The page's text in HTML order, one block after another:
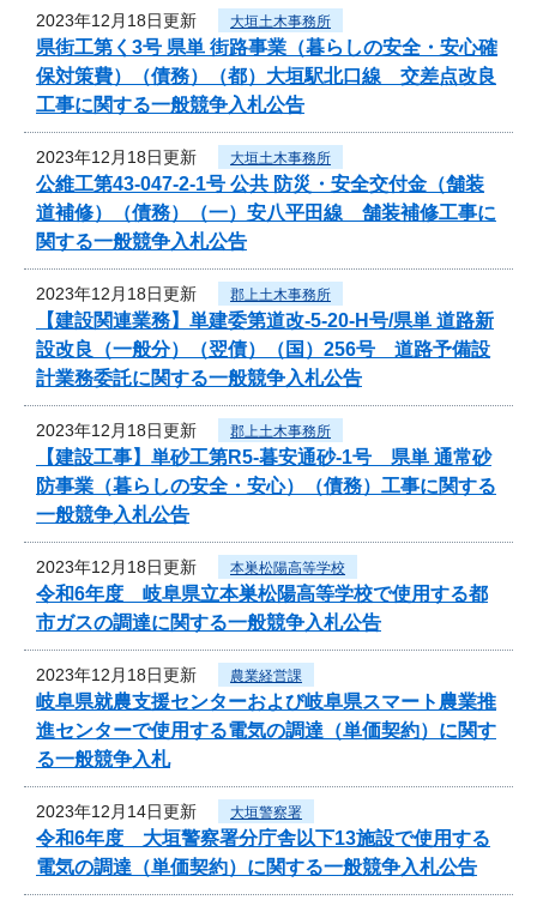
2023年12月18日更新 大垣土木事務所
県街工第く3号 県単 街路事業（暮らしの安全・安心確
保対策費）（債務）（都）大垣駅北口線 交差点改良
工事に関する一般競争入札公告
2023年12月18日更新 大垣土木事務所
公維工第43-047-2-1号 公共 防災・安全交付金（舗装
道補修）（債務）（一）安八平田線 舗装補修工事に
関する一般競争入札公告
2023年12月18日更新 郡上土木事務所
【建設関連業務】単建委第道改-5-20-H号/県単 道路新
設改良（一般分）（翌債）（国）256号 道路予備設
計業務委託に関する一般競争入札公告
2023年12月18日更新 郡上土木事務所
【建設工事】単砂工第R5-暮安通砂-1号 県単 通常砂
防事業（暮らしの安全・安心）（債務）工事に関する
一般競争入札公告
2023年12月18日更新 本巣松陽高等学校
令和6年度 岐阜県立本巣松陽高等学校で使用する都
市ガスの調達に関する一般競争入札公告
2023年12月18日更新 農業経営課
岐阜県就農支援センターおよび岐阜県スマート農業推
進センターで使用する電気の調達（単価契約）に関す
る一般競争入札
2023年12月14日更新 大垣警察署
令和6年度 大垣警察署分庁舎以下13施設で使用する
電気の調達（単価契約）に関する一般競争入札公告